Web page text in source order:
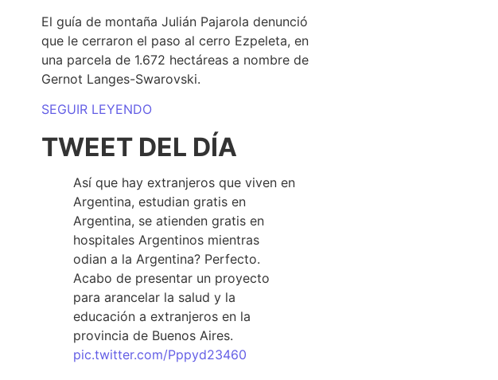
El guía de montaña Julián Pajarola denunció
que le cerraron el paso al cerro Ezpeleta, en
una parcela de 1.672 hectáreas a nombre de
Gernot Langes-Swarovski.
SEGUIR LEYENDO
TWEET DEL DÍA
Así que hay extranjeros que viven en
Argentina, estudian gratis en
Argentina, se atienden gratis en
hospitales Argentinos mientras
odian a la Argentina? Perfecto.
Acabo de presentar un proyecto
para arancelar la salud y la
educación a extranjeros en la
provincia de Buenos Aires.
pic.twitter.com/Pppyd23460